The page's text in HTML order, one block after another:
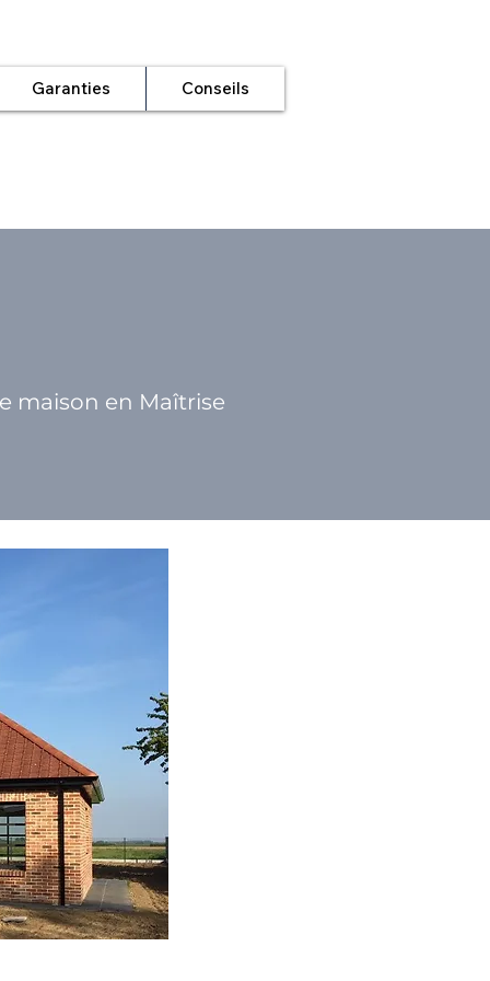
Garanties Conseils
maison en Maîtrise